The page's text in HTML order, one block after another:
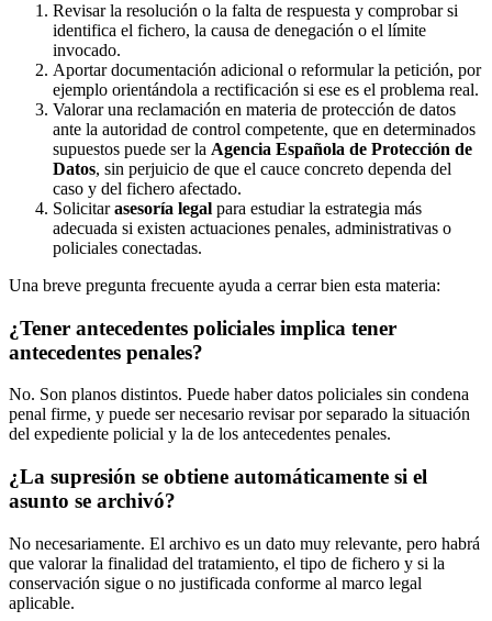
Revisar la resolución o la falta de respuesta y comprobar si
identifica el fichero, la causa de denegación o el límite
invocado.
Aportar documentación adicional o reformular la petición, por
ejemplo orientándola a rectificación si ese es el problema real.
Valorar una reclamación en materia de protección de datos
ante la autoridad de control competente, que en determinados
supuestos puede ser la Agencia Española de Protección de
Datos, sin perjuicio de que el cauce concreto dependa del
caso y del fichero afectado.
Solicitarasesoría legal para estudiar la estrategia más
adecuada si existen actuaciones penales, administrativas o
policiales conectadas.
Una breve pregunta frecuente ayuda a cerrar bien esta materia:
¿Tener antecedentes policiales implica tener
antecedentes penales?
No. Son planos distintos. Puede haber datos policiales sin condena
penal firme, y puede ser necesario revisar por separado la situación
del expediente policial y la de los antecedentes penales.
¿La supresión se obtiene automáticamente si el
asunto se archivó?
No necesariamente. El archivo es un dato muy relevante, pero habrá
que valorar la finalidad del tratamiento, el tipo de fichero y si la
conservación sigue o no justificada conforme al marco legal
aplicable.